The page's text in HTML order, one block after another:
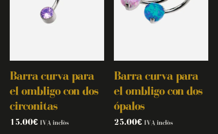
Barra curva para
el ombligo con dos
circonitas
15.00€ IVA inclòs
Barra curva para
el ombligo con dos
ópalos
25.00€ IVA inclòs